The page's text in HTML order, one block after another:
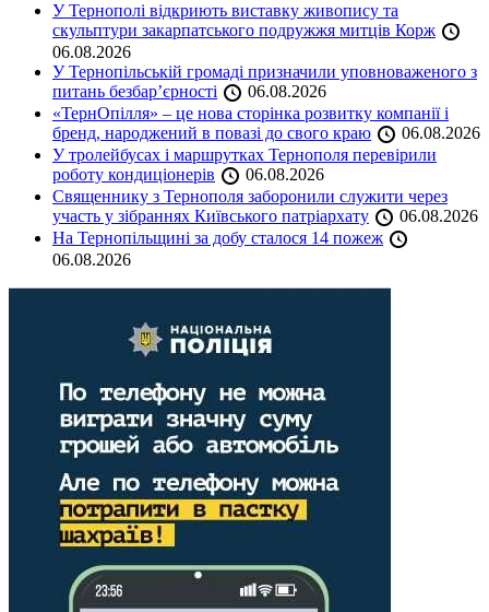
У Тернополі відкриють виставку живопису та
скульптури закарпатського подружжя митців Корж
06.08.2026
У Тернопільській громаді призначили уповноваженого з
питань безбар’єрності
06.08.2026
«ТернОпілля» – це нова сторінка розвитку компанії і
бренд, народжений в повазі до свого краю
06.08.2026
У тролейбусах і маршрутках Тернополя перевірили
роботу кондиціонерів
06.08.2026
Священнику з Тернополя заборонили служити через
участь у зібраннях Київського патріархату
06.08.2026
На Тернопільщині за добу сталося 14 пожеж
06.08.2026